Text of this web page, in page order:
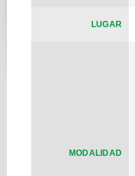
LUGAR
MODALIDAD